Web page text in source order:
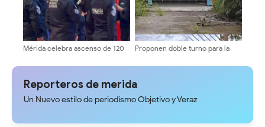
Mérida celebra ascenso de 120
Proponen doble turno para la
Ramos de Lora en Los Sauzales
Reporteros de merida
Un Nuevo estilo de periodismo Objetivo y Veraz